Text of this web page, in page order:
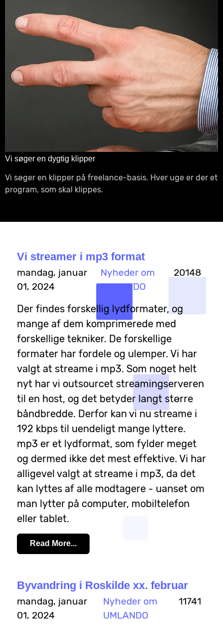
Vi søger en dygtig klipper
Vi søger en klipper på freelance-basis. Hver uge er der et
program, som skal klippes.
Vi streamer i mp3 format
mandag, januar
01, 2024
Nyheder om
UMLANDO
20148
Der findes forskellig lydformater, og
mange af dem komprimerede med
forskellige tekniker. De forskellige
formater har fordele og ulemper. Vi har
valgt at streame i mp3. Som noget helt
nyt har vi outsourcet streamingserveren
til en host, og det betyder langt større
båndbredde. Derfor kan vi nu streame i
192 kbps til uendeligt mange lyttere.
mp3 er et lydformat, som fylder meget
og dermed ikke det mest effektive. Vi har
alligevel valgt at streame i mp3, da det
kan lyttes af alle modtagere - uanset om
man lytter på computer, mobiltelefon
eller tablet.
Read More...
Byvandring i Roskilde xx. februar
mandag, januar
01, 2024
Nyheder om
UMLANDO
11741